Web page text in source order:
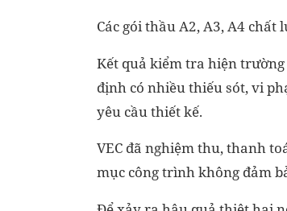
Các gói thầu A2, A3, A4 chất
Kết quả kiểm tra hiện
định có nhiều thiếu sót, vi
yêu cầu thiết kế.
VEC đã nghiệm thu, thanh
mục công trình không đảm